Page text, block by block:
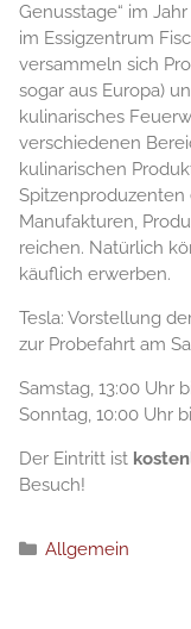
Genusstage“ im
im Essigzentrum
versammeln sich
sogar aus Europa)
kulinarisches
verschiedenen
kulinarischen
Spitzenproduzenten
Manufakturen,
reichen. Natürlich
käuflich erwerben.
Tesla: Vorstellung
zur Probefahrt am
Samstag, 13:00 Uhr
Sonntag, 10:00 Uhr
Der Eintritt ist
Besuch!
Рубрики
Allgemein